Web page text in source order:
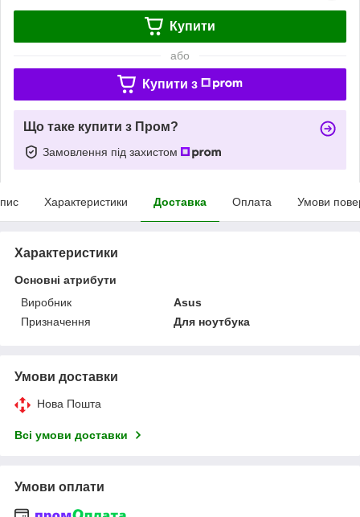
Купити
або
Купити з
Що таке купити з Пром?
Замовлення під захистом
Характеристики Доставка Оплата Умови
Характеристики
Основні атрибути
Виробник
Asus
Призначення
Для ноутбука
Умови доставки
Нова Пошта
Всі умови доставки
Умови оплати